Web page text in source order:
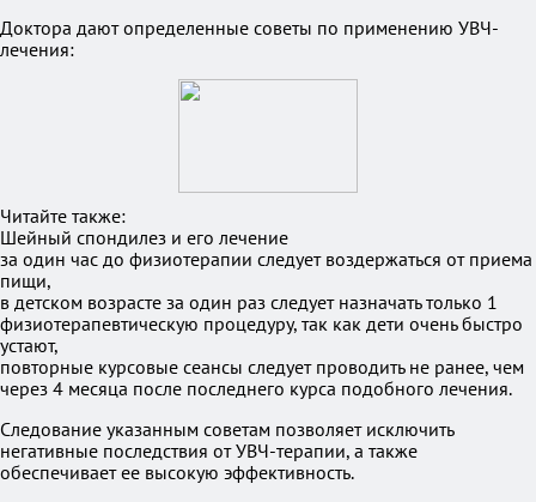
Доктора дают определенные советы по применению УВЧ-
лечения:
Читайте также:
Шейный спондилез и его лечение
за один час до физиотерапии следует воздержаться от приема
пищи,
в детском возрасте за один раз следует назначать только 1
физиотерапевтическую процедуру, так как дети очень быстро
устают,
повторные курсовые сеансы следует проводить не ранее, чем
через 4 месяца после последнего курса подобного лечения.
Следование указанным советам позволяет исключить
негативные последствия от УВЧ-терапии, а также
обеспечивает ее высокую эффективность.